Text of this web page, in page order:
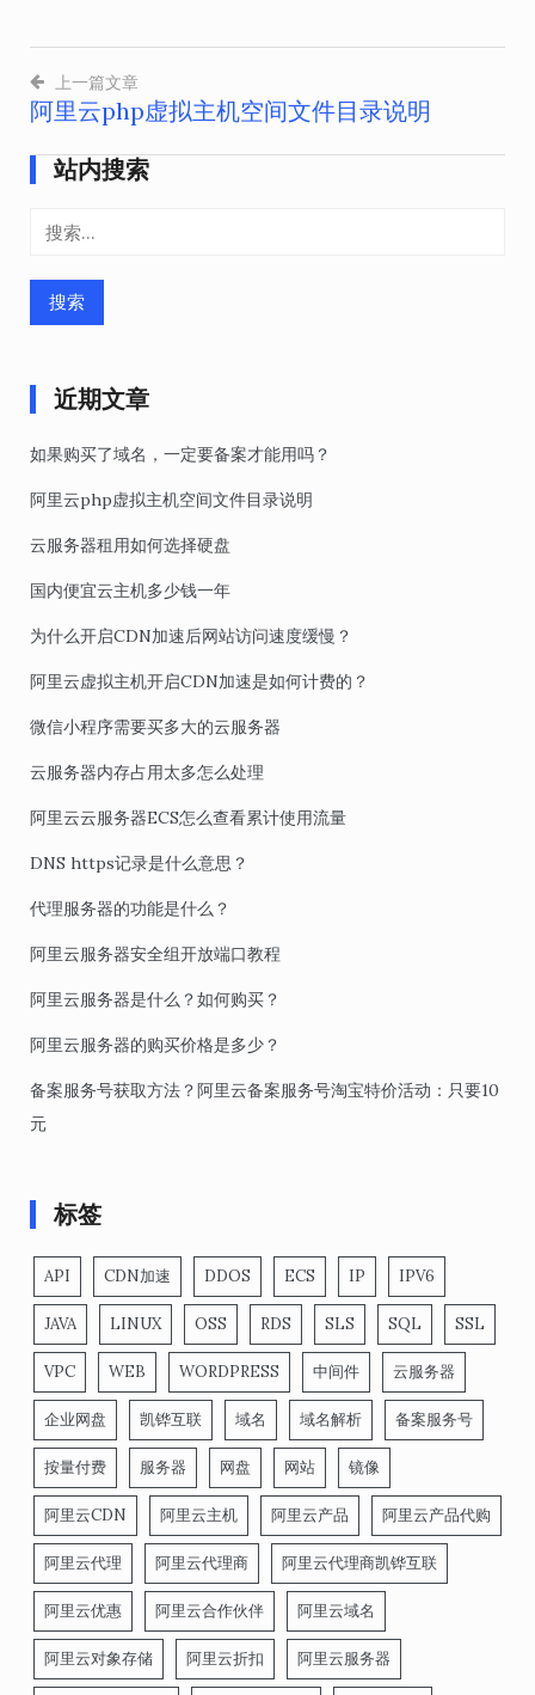
文
章
导
航
上一篇文章
阿里云php虚拟主机空间文件目录说明
站内搜索
近期文章
如果购买了域名，一定要备案才能用吗？
阿里云php虚拟主机空间文件目录说明
云服务器租用如何选择硬盘
国内便宜云主机多少钱一年
为什么开启CDN加速后网站访问速度缓慢？
阿里云虚拟主机开启CDN加速是如何计费的？
微信小程序需要买多大的云服务器
云服务器内存占用太多怎么处理
阿里云云服务器ECS怎么查看累计使用流量
DNS https记录是什么意思？
代理服务器的功能是什么？
阿里云服务器安全组开放端口教程
阿里云服务器是什么？如何购买？
阿里云服务器的购买价格是多少？
备案服务号获取方法？阿里云备案服务号淘宝特价活动：只要10
元
标签
API CDN加速 DDOS ECS IP IPV6
JAVA LINUX OSS RDS SLS SQL SSL
VPC WEB WORDPRESS 中间件 云服务器
企业网盘 凯铧互联 域名 域名解析 备案服务号
按量付费 服务器 网盘 网站 镜像
阿里云CDN 阿里云主机 阿里云产品 阿里云产品代购
阿里云代理 阿里云代理商 阿里云代理商凯铧互联
阿里云优惠 阿里云合作伙伴 阿里云域名
阿里云对象存储 阿里云折扣 阿里云服务器